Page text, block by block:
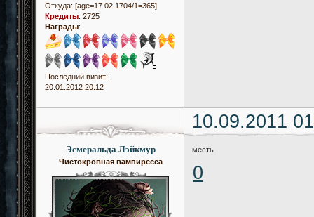
Откуда: [age=17.02.1704/1=365]
Кредиты: 2725
Награды:
Последний визит:
20.01.2012 20:12
10.09.2011
Эсмеральда Лэйкмур
Чистокровная вампиресса
месть
0